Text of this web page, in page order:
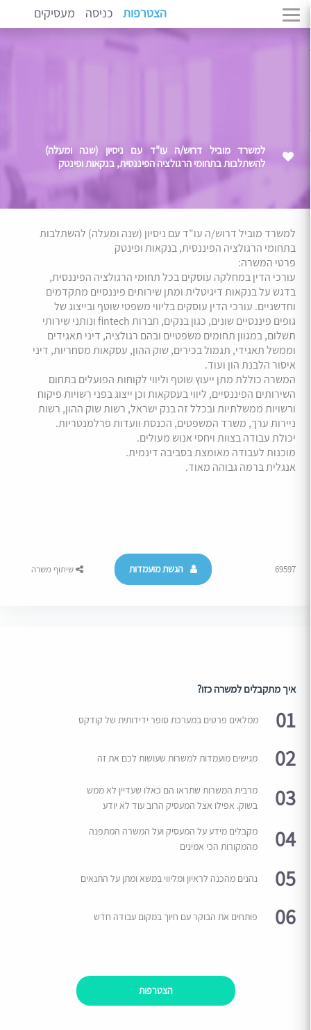
הצטרפות כניסה מעסיקים
למשרד מוביל דרוש/ה עו"ד עם ניסיון (שנה ומעלה)
להשתלבות בתחומי הרגולציה הפיננסית, בנקאות ופינטק
למשרד מוביל דרוש/ה עו"ד עם ניסיון (שנה ומעלה) להשתלבות
בתחומי הרגולציה הפיננסית, בנקאות ופינטק
פרטי המשרה:
עורכי הדין במחלקה עוסקים בכל תחומי הרגולציה הפיננסית,
בדגש על בנקאות דיגיטלית ומתן שירותים פיננסיים מתקדמים
וחדשניים. עורכי הדין עוסקים בליווי משפטי שוטף ובייצוג של
גופים פיננסיים שונים, כגון בנקים, חברות fintech ונותני שירותי
תשלום, במגוון תחומים משפטיים ובהם רגולציה, דיני תאגידים
וממשל תאגידי, תגמול בכירים, שוק ההון, עסקאות מסחריות, דיני
איסור הלבנת הון ועוד.
המשרה כוללת מתן ייעוץ שוטף וליווי לקוחות הפועלים בתחום
השירותים הפיננסיים, ליווי בעסקאות וכן ייצוג בפני רשויות פיקוח
ורשויות ממשלתיות ובכלל זה בנק ישראל, רשות שוק ההון, רשות
ניירות ערך, משרד המשפטים, הכנסת וועדות פרלמנטריות.
יכולת עבודה בצוות ויחסי אנוש מעולים.
מוכנות לעבודה מאומצת בסביבה דינמית.
אנגלית ברמה גבוהה מאוד.
69597 הגשת מועמדות שיתוף משרה
איך מתקבלים למשרה כזו?
01 ממלאים פרטים במערכת סופר ידידותית של קודקס
02 מגישים מועמדות למשרות שעושות לכם את זה
03
מרבית המשרות שתראו הם כאלו שעדיין לא ממש
בשוק. אפילו אצל המעסיק הרוב עוד לא יודע
04
מקבלים מידע על המעסיק ועל המשרה המתפנה
מהמקורות הכי אמינים
05 נהנים מהכנה לראיון ומליווי במשא ומתן על התנאים
06 פותחים את הבוקר עם חיוך במקום עבודה חדש
הצטרפות